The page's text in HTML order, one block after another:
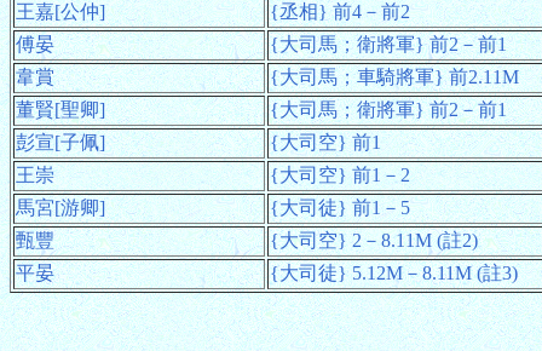
王嘉[公仲]
{丞相} 前4－前2
傅晏
{大司馬；衛將軍} 前2－前1
韋賞
{大司馬；車騎將軍} 前2.11M
董賢[聖卿]
{大司馬；衛將軍} 前2－前1
彭宣[子佩]
{大司空} 前1
王崇
{大司空} 前1－2
馬宮[游卿]
{大司徒} 前1－5
甄豐
{大司空} 2－8.11M (註2)
平晏
{大司徒} 5.12M－8.11M (註3)